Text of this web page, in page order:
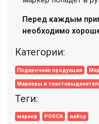
Перед каждым
необходимо
Категории:
Подарочная продукция
Маркеры и
Теги:
маркер POSCA набор